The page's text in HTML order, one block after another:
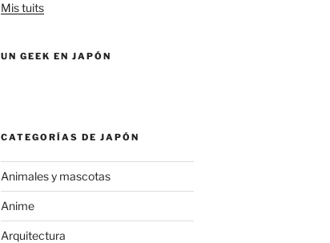
Mis tuits
UN GEEK EN JAPÓN
CATEGORÍAS DE JAPÓN
Animales y mascotas
Anime
Arquitectura